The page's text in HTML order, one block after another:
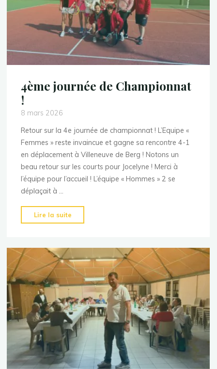
4ème journée de Championnat
!
8 mars 2026
Retour sur la 4e journée de championnat ! L’Equipe «
Femmes » reste invaincue et gagne sa rencontre 4-1
en déplacement à Villeneuve de Berg ! Notons un
beau retour sur les courts pour Jocelyne ! Merci à
l’équipe pour l’accueil ! L’équipe « Hommes » 2 se
déplaçait à …
Lire la suite
journée
Championnat
!"